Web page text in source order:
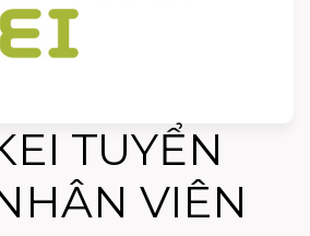
TUYỂN
VIÊN